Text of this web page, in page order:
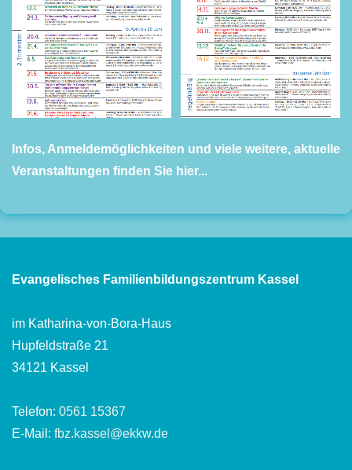
Infos, Anmeldemöglichkeiten und viele weitere, aktuelle
Veranstaltungen finden Sie hier...
Evangelisches Familienbildungszentrum Kassel
im Katharina-von-Bora-Haus
Hupfeldstraße 21
34121 Kassel
Telefon: 0561 15367
E-Mail: fbz.kassel@ekkw.de